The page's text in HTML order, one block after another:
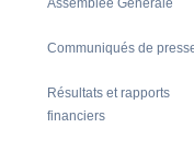
Communiqués de
Résultats et rapports
financiers